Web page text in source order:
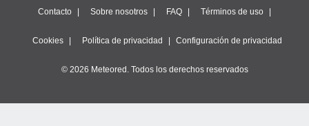
Contacto Sobre nosotros FAQ Términos de uso
Cookies Política de privacidad Configuración de privacidad
© 2026 Meteored. Todos los derechos reservados